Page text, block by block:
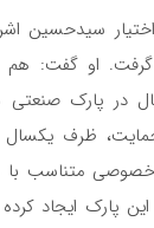
سیدحسین
اشتغال در پارک
ظرف یکسال
متناسب با
پارک ایجاد